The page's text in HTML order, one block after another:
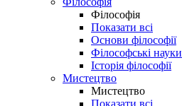
Філософія
Показати всі
Основи філософії
Філософські науки
Історія філософії
Мистецтво
Мистецтво
Показати всі